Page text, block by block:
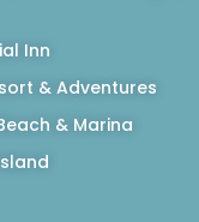
Inn
& Adventures
& Marina